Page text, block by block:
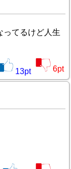
ってるけど人生
13pt 6pt